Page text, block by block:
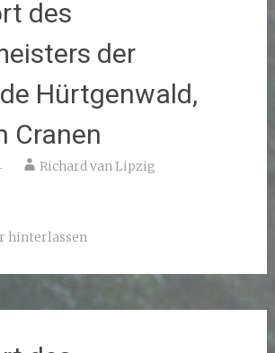
des
der
Hürtgenwald,
Cranen
Richard van Lipzig
hinterlassen